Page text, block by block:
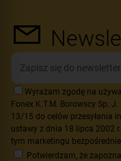
Wyrażam zgodę na
Fonex K.T.M. Borowscy Sp.
13/15 do celów przesyłania
ustawy z dnia 18 lipca 2002
tym marketingu
Potwierdzam, że